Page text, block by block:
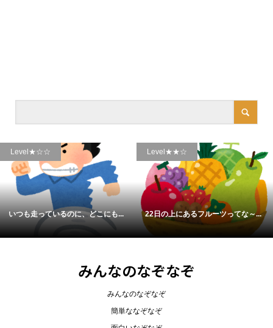
に、どこにも...
Level★★☆
22日の上にあるフルーツってな～...
Level★☆☆
「から」という名
みんなのなぞなぞ
みんなのなぞなぞ
簡単ななぞなぞ